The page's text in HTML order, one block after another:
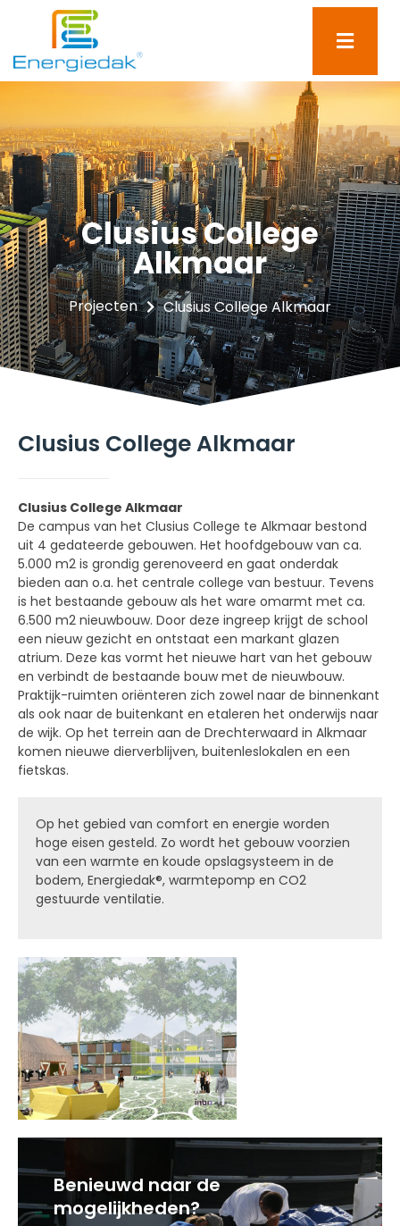
Clusius College
Alkmaar
Projecten Clusius College Alkmaar
Benieuwd naar de
mogelijkheden?
Clusius College Alkmaar
Clusius College Alkmaar
De campus van het Clusius College te Alkmaar bestond
uit 4 gedateerde gebouwen. Het hoofdgebouw van ca.
5.000 m2 is grondig gerenoveerd en gaat onderdak
bieden aan o.a. het centrale college van bestuur. Tevens
is het bestaande gebouw als het ware omarmt met ca.
6.500 m2 nieuwbouw. Door deze ingreep krijgt de school
een nieuw gezicht en ontstaat een markant glazen
atrium. Deze kas vormt het nieuwe hart van het gebouw
en verbindt de bestaande bouw met de nieuwbouw.
Praktijk-ruimten oriënteren zich zowel naar de binnenkant
als ook naar de buitenkant en etaleren het onderwijs naar
de wijk. Op het terrein aan de Drechterwaard in Alkmaar
komen nieuwe dierverblijven, buitenleslokalen en een
fietskas.
Op het gebied van comfort en energie worden
hoge eisen gesteld. Zo wordt het gebouw voorzien
van een warmte en koude opslagsysteem in de
bodem, Energiedak®, warmtepomp en CO2
gestuurde ventilatie.